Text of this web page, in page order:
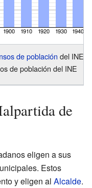
de población del INE
de población del INE
de
eligen a sus
Estos
y eligen al Alcalde.